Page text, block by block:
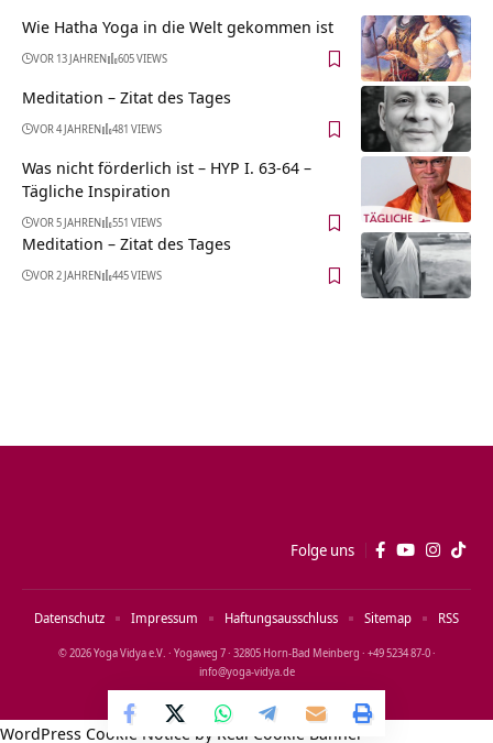
Wie Hatha Yoga in die Welt gekommen ist
VOR 13 JAHREN 605 VIEWS
Meditation – Zitat des Tages
VOR 4 JAHREN 481 VIEWS
Was nicht förderlich ist – HYP I. 63-64 –
Tägliche Inspiration
VOR 5 JAHREN 551 VIEWS
Meditation – Zitat des Tages
VOR 2 JAHREN 445 VIEWS
Folge uns
© 2026 Yoga Vidya e.V. · Yogaweg 7 · 32805 Horn‑Bad Meinberg · +49 5234 87‑0 ·
info@yoga‑vidya.de
Datenschutz Impressum Haftungsausschluss Sitemap RSS
WordPress Cookie Notice by Real Cookie Banner